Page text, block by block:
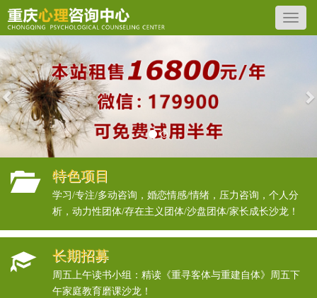
Previous
特色项目
学习/专注/多动咨询，婚恋情感/情绪，压力咨询，个人分
析，动力性团体/存在主义团体/沙盘团体/家长成长沙龙！
长期招募
周五上午读书小组：精读《重寻客体与重建自体》周五下
午家庭教育磨课沙龙！